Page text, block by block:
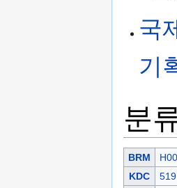
국
기
분
BRM
KDC
519